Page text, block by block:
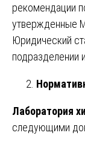
рекомендации
утвержденные
Юридический
подразделении
Лаборатория
следующими